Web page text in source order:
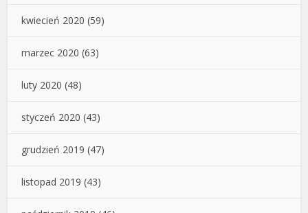
kwiecień 2020 (59)
marzec 2020 (63)
luty 2020 (48)
styczeń 2020 (43)
grudzień 2019 (47)
listopad 2019 (43)